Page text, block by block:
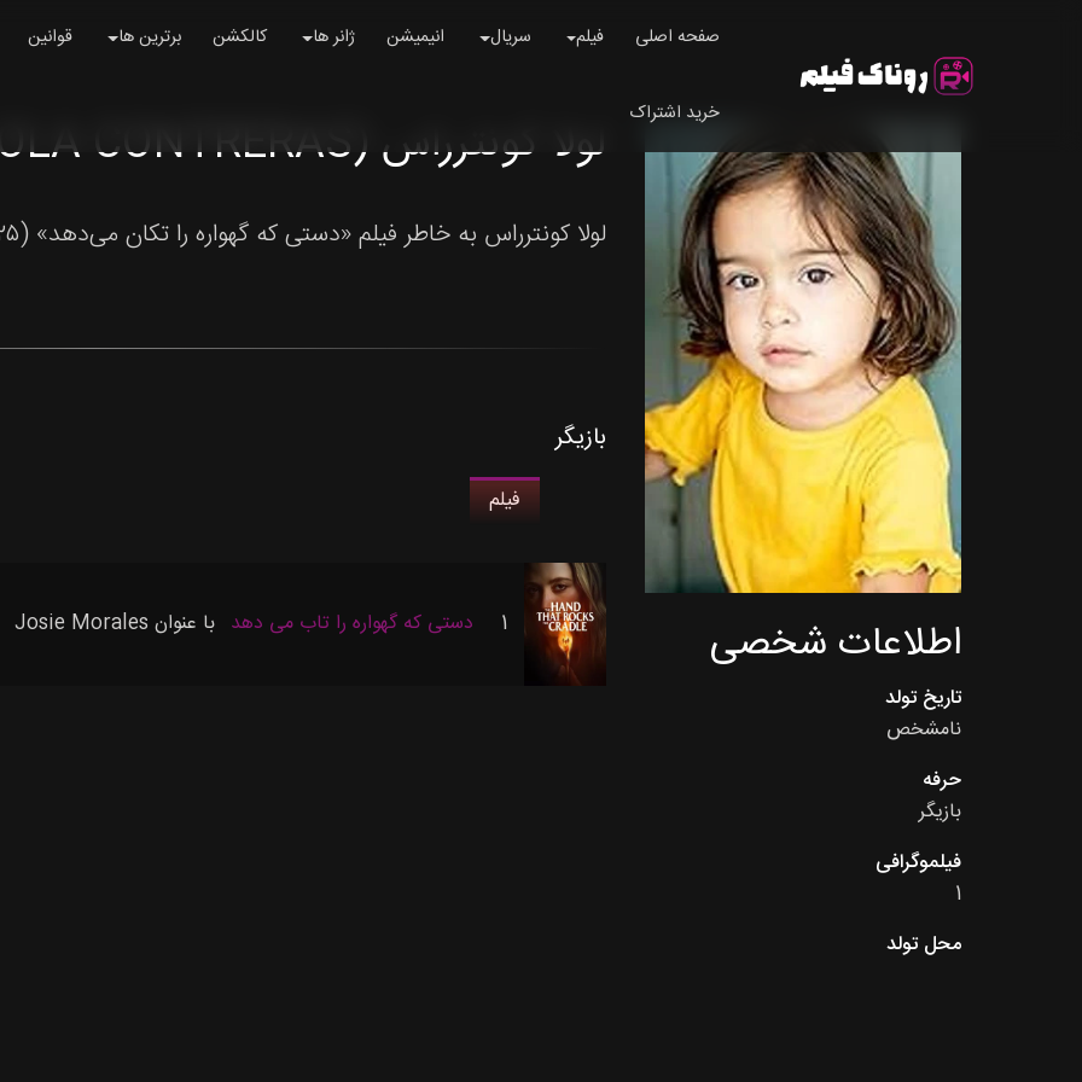
صفحه اصلی فیلم سریال انیمیشن ژانر ها کالکشن برترین ها قوانین
خرید اشتراک
اطلاعات شخصی
تاریخ تولد
نامشخص
حرفه
بازیگر
فیلموگرافی
1
محل تولد
لولا کونترراس (LOLA CONTRERAS)
لولا کونترراس به خاطر فیلم «دستی که گهواره را تکان می‌دهد» (۲۰۲۵) شناخته می‌شود.
بازیگر
فیلم
1 دستی که گهواره را تاب می دهد با عنوان Josie Morales